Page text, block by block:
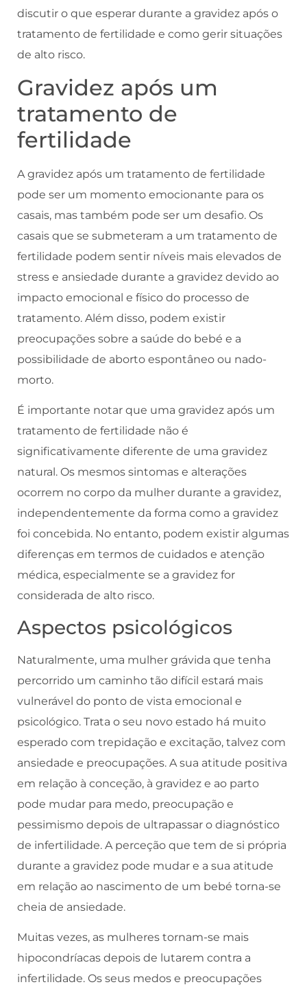
discutir o que esperar durante a gravidez após o
tratamento de fertilidade e como gerir situações
de alto risco.
Gravidez após um
tratamento de
fertilidade
A gravidez após um tratamento de fertilidade
pode ser um momento emocionante para os
casais, mas também pode ser um desafio. Os
casais que se submeteram a um tratamento de
fertilidade podem sentir níveis mais elevados de
stress e ansiedade durante a gravidez devido ao
impacto emocional e físico do processo de
tratamento. Além disso, podem existir
preocupações sobre a saúde do bebé e a
possibilidade de aborto espontâneo ou nado-
morto.
É importante notar que uma gravidez após um
tratamento de fertilidade não é
significativamente diferente de uma gravidez
natural. Os mesmos sintomas e alterações
ocorrem no corpo da mulher durante a gravidez,
independentemente da forma como a gravidez
foi concebida. No entanto, podem existir algumas
diferenças em termos de cuidados e atenção
médica, especialmente se a gravidez for
considerada de alto risco.
Aspectos psicológicos
Naturalmente, uma mulher grávida que tenha
percorrido um caminho tão difícil estará mais
vulnerável do ponto de vista emocional e
psicológico. Trata o seu novo estado há muito
esperado com trepidação e excitação, talvez com
ansiedade e preocupações. A sua atitude positiva
em relação à conceção, à gravidez e ao parto
pode mudar para medo, preocupação e
pessimismo depois de ultrapassar o diagnóstico
de infertilidade. A perceção que tem de si própria
durante a gravidez pode mudar e a sua atitude
em relação ao nascimento de um bebé torna-se
cheia de ansiedade.
Muitas vezes, as mulheres tornam-se mais
hipocondríacas depois de lutarem contra a
infertilidade. Os seus medos e preocupações